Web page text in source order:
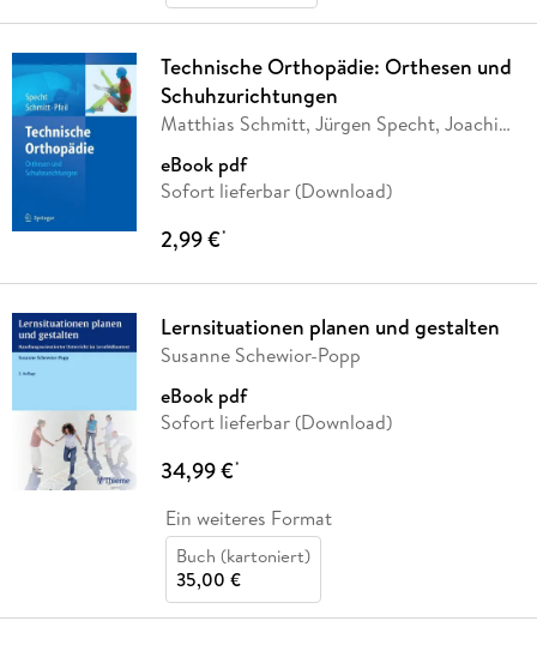
Technische Orthopädie: Orthesen und
Schuhzurichtungen
Matthias Schmitt, Jürgen Specht, Joachim
eBook pdf
Sofort lieferbar (Download)
2,99 €*
Lernsituationen planen und gestalten
Susanne Schewior-Popp
eBook pdf
Sofort lieferbar (Download)
34,99 €*
Ein weiteres Format
Buch (kartoniert)
35,00 €